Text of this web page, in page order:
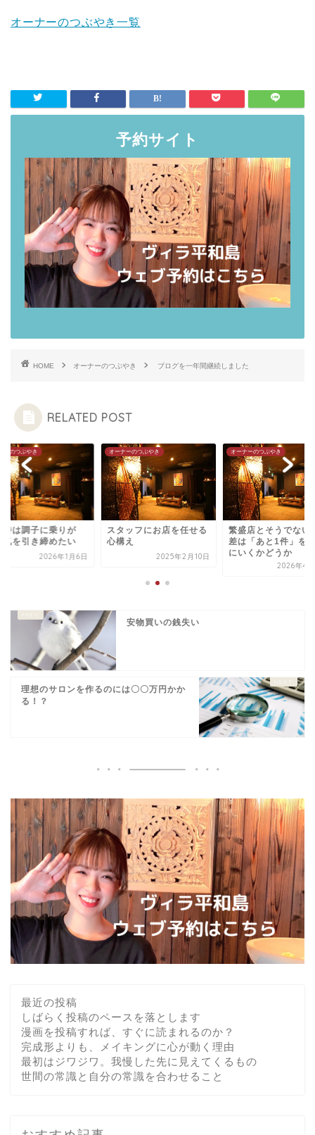
オーナーのつぶやき一覧
予約サイト
HOME オーナーのつぶやき ブログを一年間継続しました
RELATED POST
ーのつぶやき
時は調子に乗りが
気を引き締めたい
2026年1月6日
オーナーのつぶやき
スタッフにお店を任せる
心構え
2025年2月10日
オーナーのつぶやき
繁盛店とそうでない
差は「あと1件」を
にいくかどうか
2026年4
安物買いの銭失い
理想のサロンを作るのには〇〇万円かか
る！？
最近の投稿
しばらく投稿のペースを落とします
漫画を投稿すれば、すぐに読まれるのか？
完成形よりも、メイキングに心が動く理由
最初はジワジワ。我慢した先に見えてくるもの
世間の常識と自分の常識を合わせること